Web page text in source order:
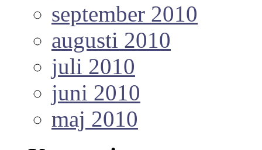
september 2010
augusti 2010
juli 2010
juni 2010
maj 2010